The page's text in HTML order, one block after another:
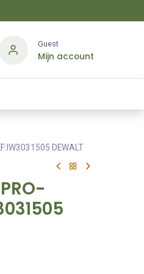
Guest
Mijn account
DEWALT